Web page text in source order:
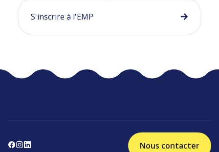
S'inscrire à l'EMP
Nous contacter